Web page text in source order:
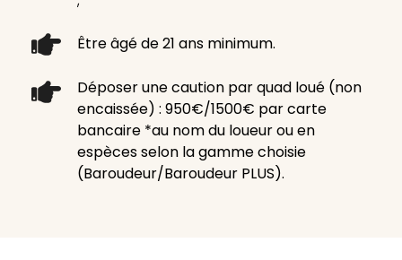
Être âgé de 21 ans minimum.
Déposer une caution par quad loué (non
encaissée) : 950€/1500€ par carte
bancaire *au nom du loueur ou en
espèces selon la gamme choisie
(Baroudeur/Baroudeur PLUS).